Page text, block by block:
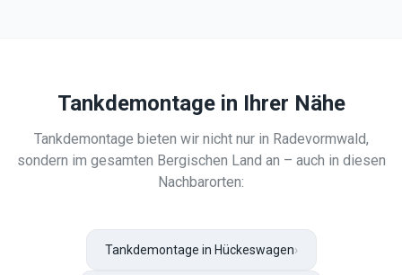
Tankdemontagein Ihrer Nähe
Tankdemontage bieten wir nicht nur in Radevormwald,
sondern im gesamten Bergischen Land an – auch in diesen
Nachbarorten:
Tankdemontage in Hückeswagen›